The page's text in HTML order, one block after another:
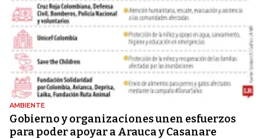
AMBIENTE
Gobierno y organizaciones unen esfuerzos
para poder apoyar a Arauca y Casanare